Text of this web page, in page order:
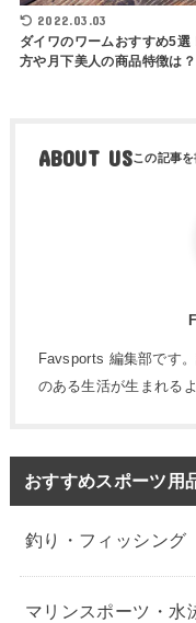
2022.03.03
ダイワのワームおすすめ5選
方や月下美人の商品特徴は？
ABOUT US
Favsports 編集部です
のある生活が生まれる
おすすめスポーツ用
釣り・フィッシング
マリンスポーツ・水